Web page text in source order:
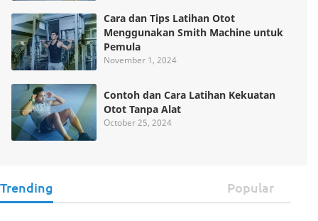
Cara dan Tips Latihan Otot
Menggunakan Smith Machine untuk
Pemula
November 1, 2024
Contoh dan Cara Latihan Kekuatan
Otot Tanpa Alat
October 25, 2024
Trending Popular